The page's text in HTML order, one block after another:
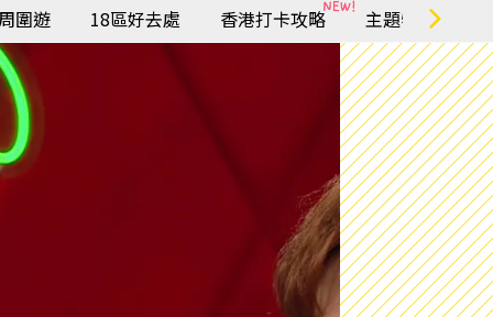
圍遊 18區好去處 香港打卡攻略 主題特集